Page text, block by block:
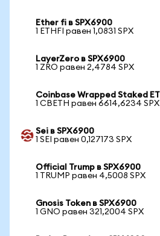
Ether fi в SPX6900
1 ETHFI равен 1,0831 SPX
LayerZero в SPX6900
1 ZRO равен 2,4784 SPX
Coinbase Wrapped Staked
1 CBETH равен 6614,6234 SPX
Sei в SPX6900
1 SEI равен 0,127173 SPX
Official Trump в SPX6900
1 TRUMP равен 4,5008 SPX
Gnosis Token в SPX6900
1 GNO равен 321,2004 SPX